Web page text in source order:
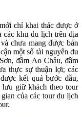
chỉ khai thác được ở
các khu du lịch trên địa
chưa mang được bản
một số tài nguyên du
Sơn, đầm Ao Châu, đầm
thực sự thuận lợi; các
kết quả bước đầu,
giữ khách theo tour
của các tour du lịch